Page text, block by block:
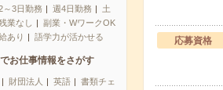
～3日勤務 週4日勤務
土
業なし
副業・WワークOK
あり
語学力が活かせる
お仕事情報をさがす
財団法人 英語
書類チェ
応募資格